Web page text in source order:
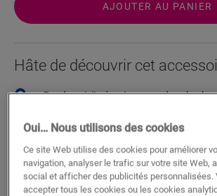
AJOUTER AU PANIER
Hâte de découvrir cet
Rendez visite à votre revendeur le
Fonctionnalités du produit
Oui… Nous utilisons des cookies
Ce site Web utilise des cookies pour améliorer
navigation, analyser le trafic sur votre site Web,
social et afficher des publicités personnalisées.
accepter tous les cookies ou les cookies